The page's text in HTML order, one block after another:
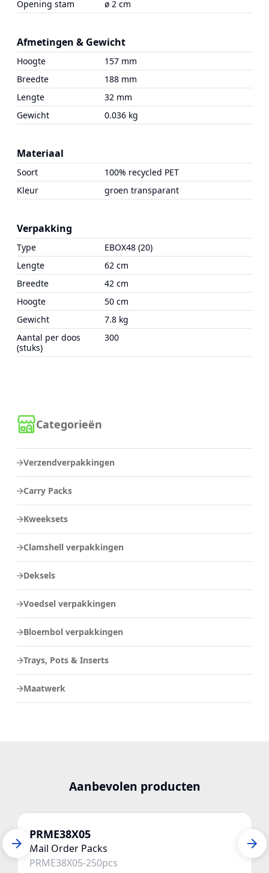
Categorieën
Verzendverpakkingen
Carry Packs
Kweeksets
Clamshell verpakkingen
Deksels
Voedsel verpakkingen
Bloembol verpakkingen
Trays, Pots & Inserts
Maatwerk
Opening stam ø 2 cm
Afmetingen & Gewicht
Hoogte
157 mm
Breedte
188 mm
Lengte
32 mm
Gewicht
0.036 kg
Materiaal
Soort
100% recycled PET
Kleur
groen transparant
Verpakking
Type
EBOX48 (20)
Lengte
62 cm
Breedte
42 cm
Hoogte
50 cm
Gewicht
7.8 kg
Aantal per doos
(stuks)
300
Aanbevolen producten
PRME38X05
Mail Order Packs
PRME38X05-250pcs